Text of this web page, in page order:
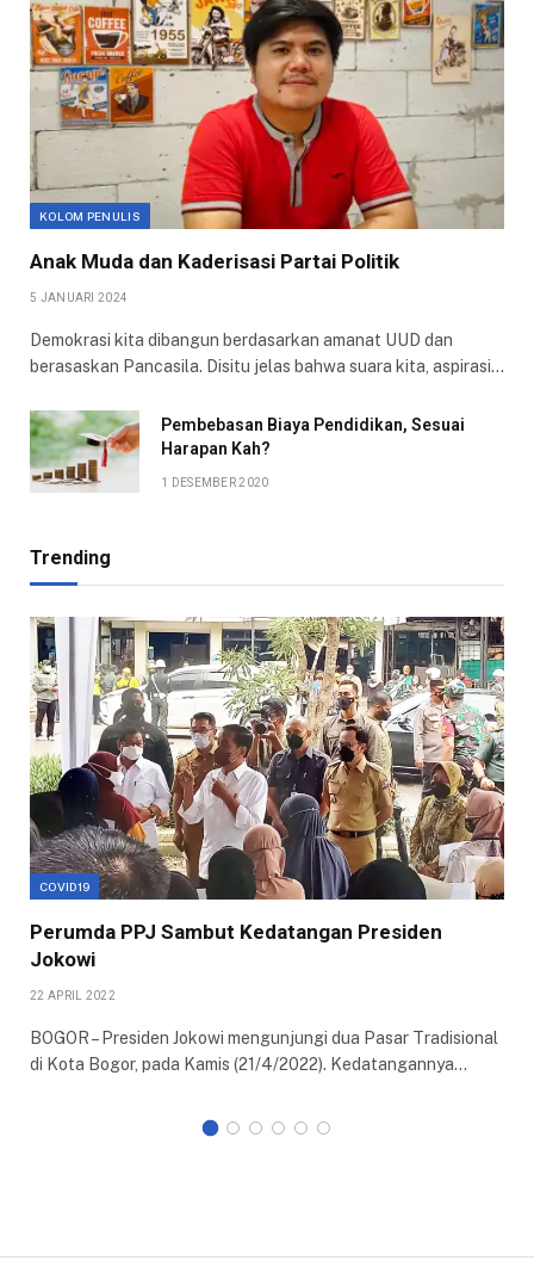
KOLOM PENULIS
Anak Muda dan Kaderisasi Partai Politik
5 JANUARI 2024
Demokrasi kita dibangun berdasarkan amanat UUD dan
berasaskan Pancasila. Disitu jelas bahwa suara kita, aspirasi…
Pembebasan Biaya Pendidikan, Sesuai
Harapan Kah?
1 DESEMBER 2020
Trending
COVID19
Perumda PPJ Sambut Kedatangan Presiden
Jokowi
22 APRIL 2022
BOGOR – Presiden Jokowi mengunjungi dua Pasar Tradisional
di Kota Bogor, pada Kamis (21/4/2022). Kedatangannya…